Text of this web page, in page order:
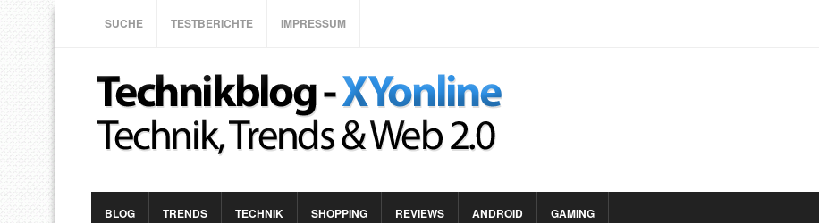
SUCHE TESTBERICHTE IMPRESSUM
BLOG TRENDS TECHNIK SHOPPING REVIEWS ANDROID GAMING